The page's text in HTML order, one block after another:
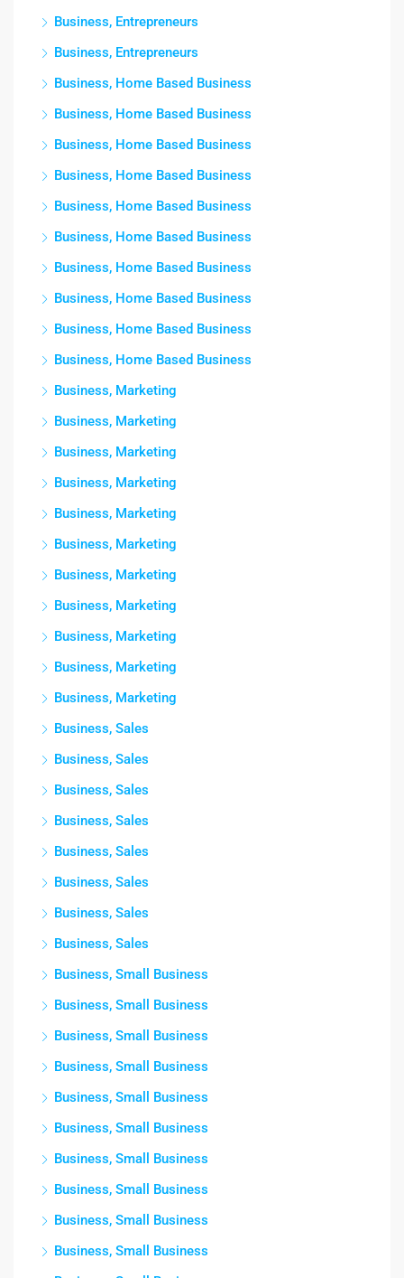
Business, Entrepreneurs
Business, Entrepreneurs
Business, Home Based Business
Business, Home Based Business
Business, Home Based Business
Business, Home Based Business
Business, Home Based Business
Business, Home Based Business
Business, Home Based Business
Business, Home Based Business
Business, Home Based Business
Business, Home Based Business
Business, Marketing
Business, Marketing
Business, Marketing
Business, Marketing
Business, Marketing
Business, Marketing
Business, Marketing
Business, Marketing
Business, Marketing
Business, Marketing
Business, Marketing
Business, Sales
Business, Sales
Business, Sales
Business, Sales
Business, Sales
Business, Sales
Business, Sales
Business, Sales
Business, Small Business
Business, Small Business
Business, Small Business
Business, Small Business
Business, Small Business
Business, Small Business
Business, Small Business
Business, Small Business
Business, Small Business
Business, Small Business